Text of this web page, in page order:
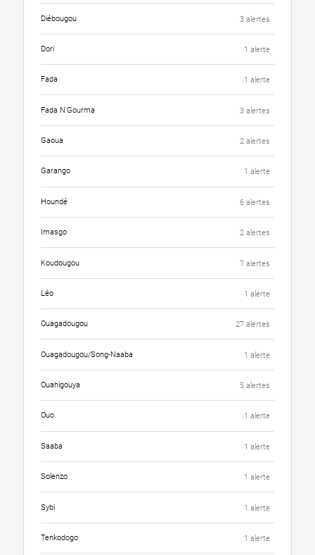
Diébougou 3 alertes
Dori 1 alerte
Fada 1 alerte
Fada N'Gourma 3 alertes
Gaoua 2 alertes
Garango 1 alerte
Houndé 6 alertes
Imasgo 2 alertes
Koudougou 7 alertes
Léo 1 alerte
Ouagadougou 27 alertes
Ouagadougou/Song-Naaba 1 alerte
Ouahigouya 5 alertes
Ouo 1 alerte
Saaba 1 alerte
Solenzo 1 alerte
Sybi 1 alerte
Tenkodogo 1 alerte